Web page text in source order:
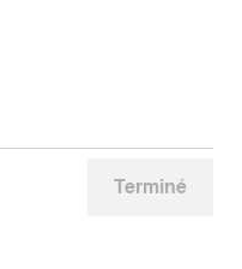
Terminé